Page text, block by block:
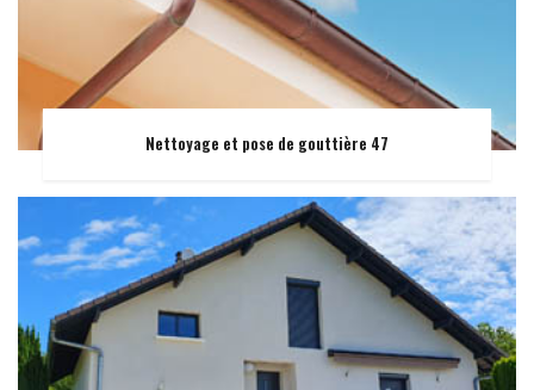
Nettoyage et pose de gouttière 47